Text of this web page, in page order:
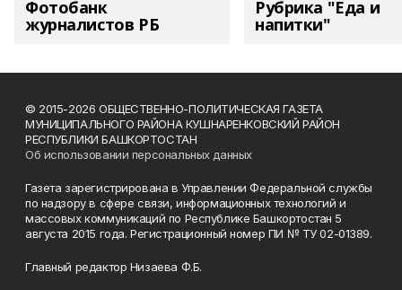
Фотобанк
журналистов РБ
Рубрика "Еда и
напитки"
© 2015-2026 ОБЩЕСТВЕННО-ПОЛИТИЧЕСКАЯ ГАЗЕТА
МУНИЦИПАЛЬНОГО РАЙОНА КУШНАРЕНКОВСКИЙ РАЙОН
РЕСПУБЛИКИ БАШКОРТОСТАН
Об использовании персональных данных
Газета зарегистрирована в Управлении Федеральной службы
по надзору в сфере связи, информационных технологий и
массовых коммуникаций по Республике Башкортостан 5
августа 2015 года. Регистрационный номер ПИ № ТУ 02-01389.
Главный редактор Низаева Ф.Б.